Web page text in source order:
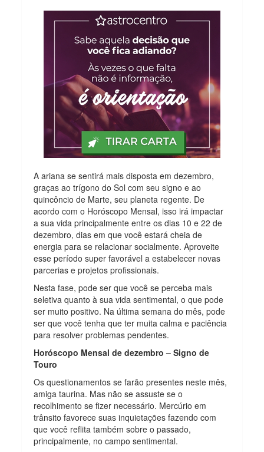
A ariana se sentirá mais disposta em dezembro,
graças ao trígono do Sol com seu signo e ao
quincôncio de Marte, seu planeta regente. De
acordo com o Horóscopo Mensal, isso irá impactar
a sua vida principalmente entre os dias 10 e 22 de
dezembro, dias em que você estará cheia de
energia para se relacionar socialmente. Aproveite
esse período super favorável a estabelecer novas
parcerias e projetos profissionais.
Nesta fase, pode ser que você se perceba mais
seletiva quanto à sua vida sentimental, o que pode
ser muito positivo. Na última semana do mês, pode
ser que você tenha que ter muita calma e paciência
para resolver problemas pendentes.
Horóscopo Mensal de dezembro – Signo de
Touro
Os questionamentos se farão presentes neste mês,
amiga taurina. Mas não se assuste se o
recolhimento se fizer necessário. Mercúrio em
trânsito favorece suas inquietações fazendo com
que você reflita também sobre o passado,
principalmente, no campo sentimental.